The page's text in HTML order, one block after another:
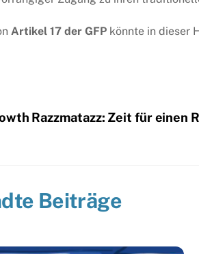
Artikel 17 der GFP könnte in dieser
Razzmatazz: Zeit für einen
Beiträge